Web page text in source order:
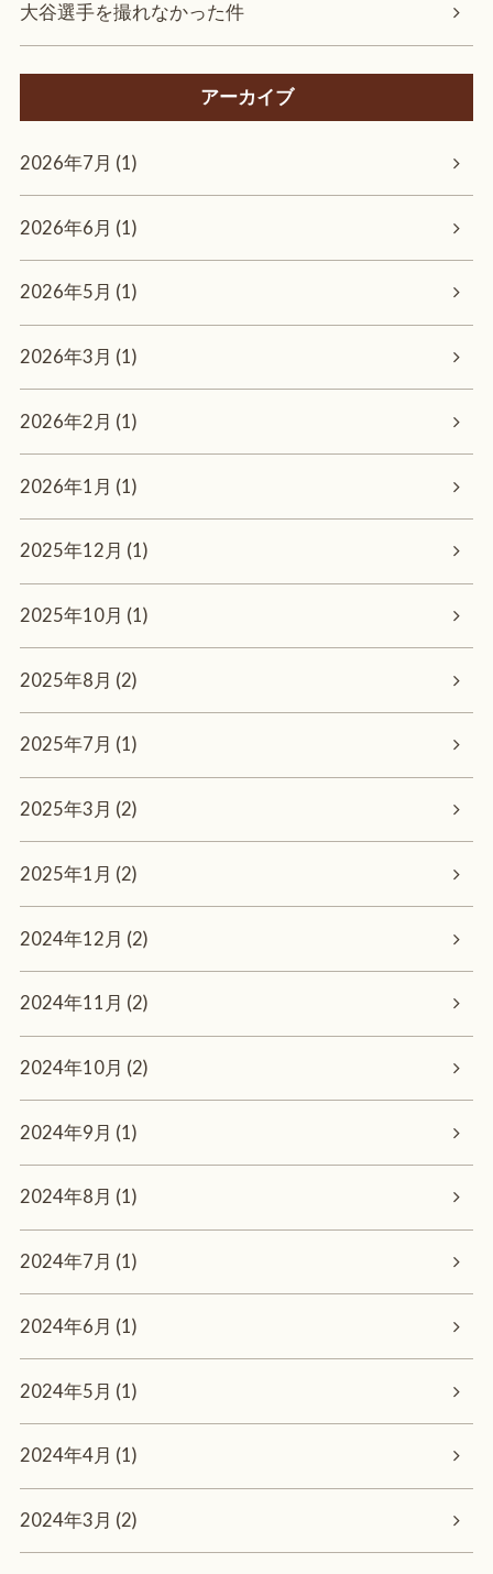
大谷選手を撮れなかった件
アーカイブ
2026年7月 (1)
2026年6月 (1)
2026年5月 (1)
2026年3月 (1)
2026年2月 (1)
2026年1月 (1)
2025年12月 (1)
2025年10月 (1)
2025年8月 (2)
2025年7月 (1)
2025年3月 (2)
2025年1月 (2)
2024年12月 (2)
2024年11月 (2)
2024年10月 (2)
2024年9月 (1)
2024年8月 (1)
2024年7月 (1)
2024年6月 (1)
2024年5月 (1)
2024年4月 (1)
2024年3月 (2)